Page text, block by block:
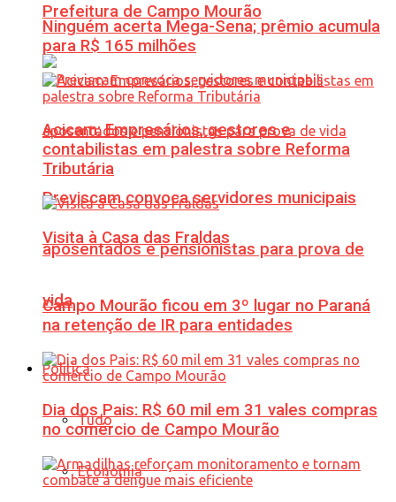
Prefeitura de Campo Mourão
Previscam convoca servidores municipais
aposentados e pensionistas para prova de
vida
Política
Tudo
Economia
Ninguém acerta Mega-Sena; prêmio acumula
para R$ 165 milhões
Acicam: Empresários, gestores e
contabilistas em palestra sobre Reforma
Tributária
Visita à Casa das Fraldas
Campo Mourão ficou em 3º lugar no Paraná
na retenção de IR para entidades
Dia dos Pais: R$ 60 mil em 31 vales compras
no comércio de Campo Mourão